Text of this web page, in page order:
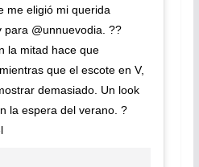
me eligió mi querida
para @unnuevodia. ??
la mitad hace que
que el escote en V,
demasiado. Un look
la espera del verano. ?